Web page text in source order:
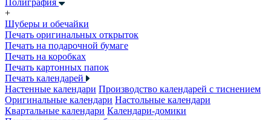
Полиграфия
+
Шуберы и обечайки
Печать оригинальных открыток
Печать на подарочной бумаге
Печать на коробках
Печать картонных папок
Печать календарей
Настенные календари Производство календарей с тиснением
Оригинальные календари Настольные календари
Квартальные календари Календари-домики